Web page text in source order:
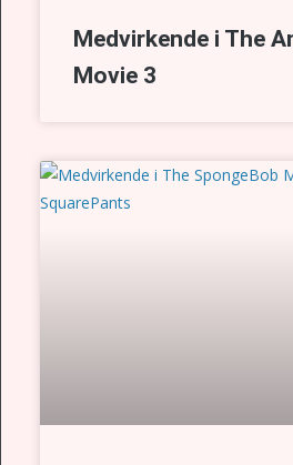
Medvirkende i The
Movie 3